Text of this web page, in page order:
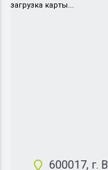
загрузка карты...
600017, г.